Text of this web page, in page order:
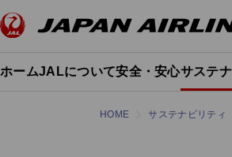
ホームJALについて安全・安心サステ
HOME サステナビリティ